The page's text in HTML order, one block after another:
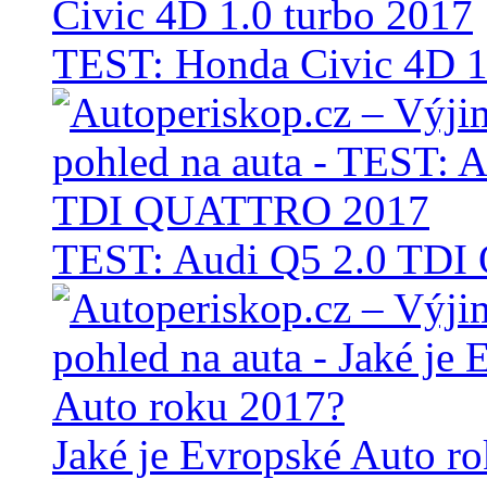
TEST: Honda Civic 4D
TEST: Audi Q5 2.0 TDI
Jaké je Evropské Auto